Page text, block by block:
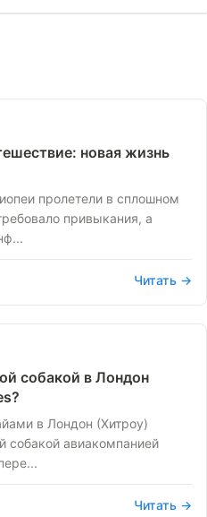
новая жизнь
пролетели в сплошном
привыкания, а
Читать →
собакой в Лондон
в Лондон (Хитроу)
собакой авиакомпанией
Читать →